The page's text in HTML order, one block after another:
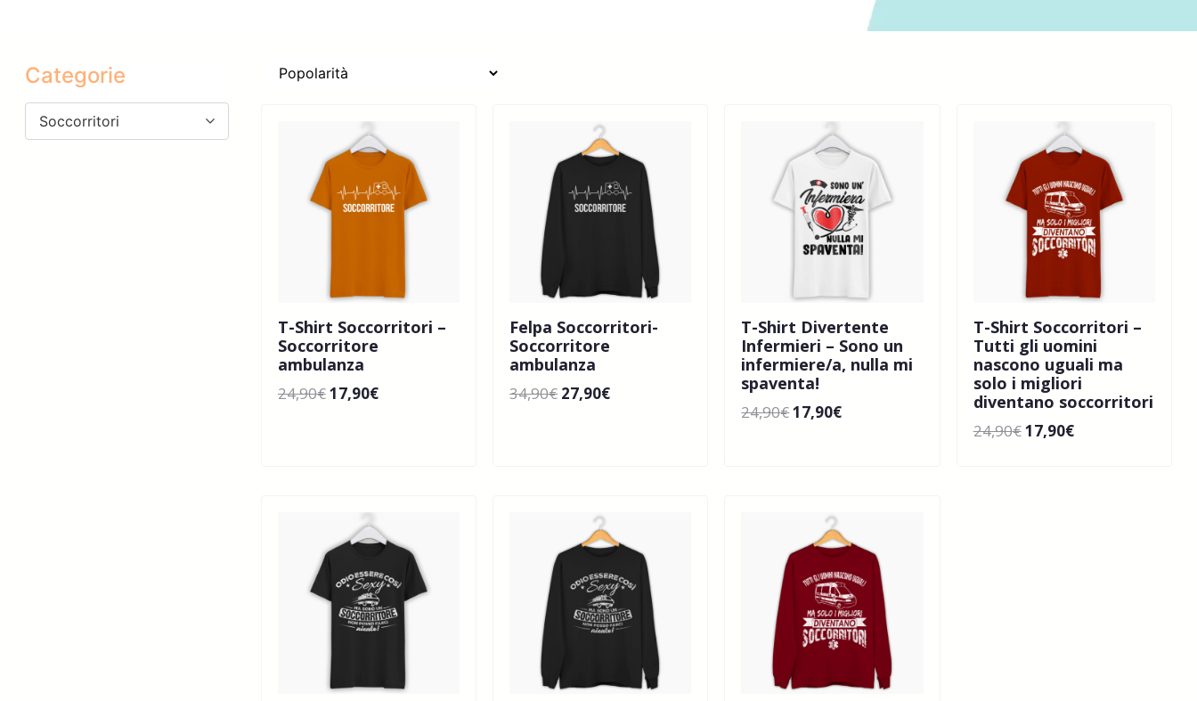
Categorie
Soccorritori
T-Shirt Soccorritori –
Soccorritore
ambulanza
24,90€17,90€
Felpa Soccorritori-
Soccorritore
ambulanza
34,90€ 27,90€
T-Shirt Divertente
Infermieri – Sono un
infermiere/a, nulla mi
spaventa!
24,90€17,90€
T-Shirt Soccorritori –
Tutti gli uomini
nascono uguali ma
solo i migliori
diventano soccorritori
24,90€17,90€